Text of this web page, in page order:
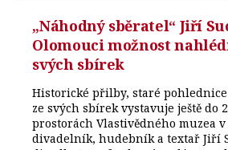
„Náhodný sběratel“ Jiří
Olomouci možnost
svých sbírek
Historické přilby, staré
ze svých sbírek vystavuje ještě do
prostorách Vlastivědného muzea
divadelník, hudebník a textař Jiří